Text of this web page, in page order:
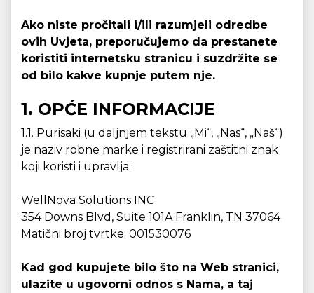
Ako niste pročitali i/ili razumjeli odredbe
ovih Uvjeta, preporučujemo da prestanete
koristiti internetsku stranicu i suzdržite se
od bilo kakve kupnje putem nje.
1. OPĆE INFORMACIJE
1.1. Purisaki (u daljnjem tekstu „Mi“, „Nas“, „Naš“)
je naziv robne marke i registrirani zaštitni znak
koji koristi i upravlja:
WellNova Solutions INC
354 Downs Blvd, Suite 101A Franklin, TN 37064
Matični broj tvrtke: 001530076
Kad god kupujete bilo što na Web stranici,
ulazite u ugovorni odnos s Nama, a taj